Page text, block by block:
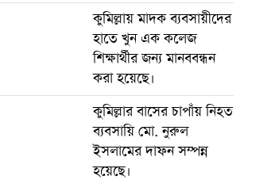
কুমিল্লায় মাদক ব্যবসায়ীদের
হাতে খুন এক কলেজ
শিক্ষার্থীর জন্য মানববন্ধন
করা হয়েছে।
কুমিল্লার বাসের চাপাঁয় নিহত
ব্যবসায়ি মো. নুরুল
ইসলামের দাফন সম্পন্ন
হয়েছে।